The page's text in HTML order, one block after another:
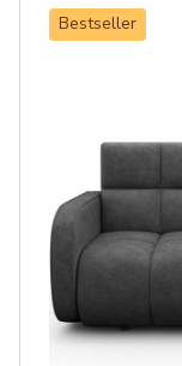
Bestseller